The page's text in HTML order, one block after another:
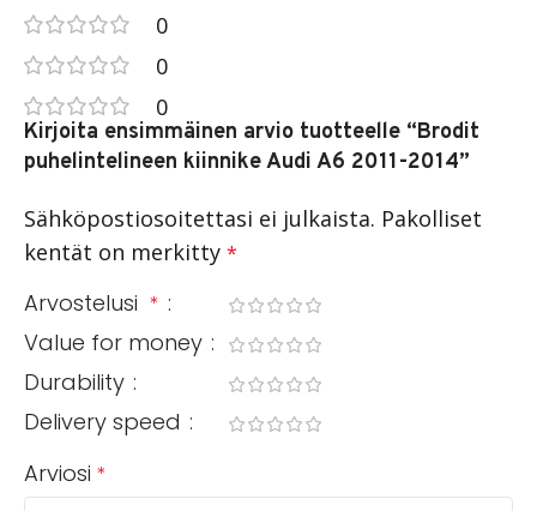
0
0
0
Kirjoita ensimmäinen arvio tuotteelle “Brodit
puhelintelineen kiinnike Audi A6 2011-2014”
Sähköpostiosoitettasi ei julkaista. Pakolliset
kentät on merkitty *
Arvostelusi *
Value for money
Durability
Delivery speed
Arviosi *